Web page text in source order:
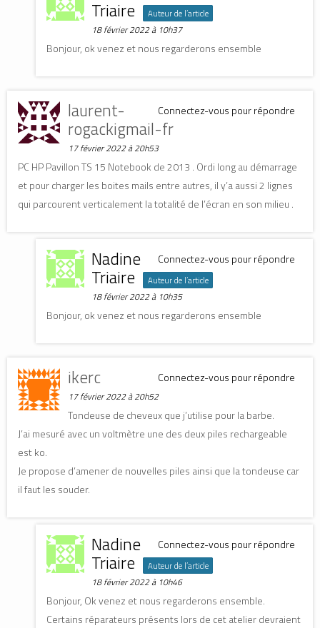
Triaire Auteur de l’article
18 février 2022 à 10h37
Bonjour, ok venez et nous regarderons ensemble
Connectez-vous pour répondre
laurent-
rogackigmail-fr
17 février 2022 à 20h53
PC HP Pavillon TS 15 Notebook de 2013 . Ordi long au démarrage
et pour charger les boites mails entre autres, il y’a aussi 2 lignes
qui parcourent verticalement la totalité de l’écran en son milieu .
Connectez-vous pour répondre
Nadine
Triaire Auteur de l’article
18 février 2022 à 10h35
Bonjour, ok venez et nous regarderons ensemble
Connectez-vous pour répondre
ikerc
17 février 2022 à 20h52
Tondeuse de cheveux que j’utilise pour la barbe.
J’ai mesuré avec un voltmètre une des deux piles rechargeable
est ko.
Je propose d’amener de nouvelles piles ainsi que la tondeuse car
il faut les souder.
Connectez-vous pour répondre
Nadine
Triaire Auteur de l’article
18 février 2022 à 10h46
Bonjour, Ok venez et nous regarderons ensemble.
Certains réparateurs présents lors de cet atelier devraient